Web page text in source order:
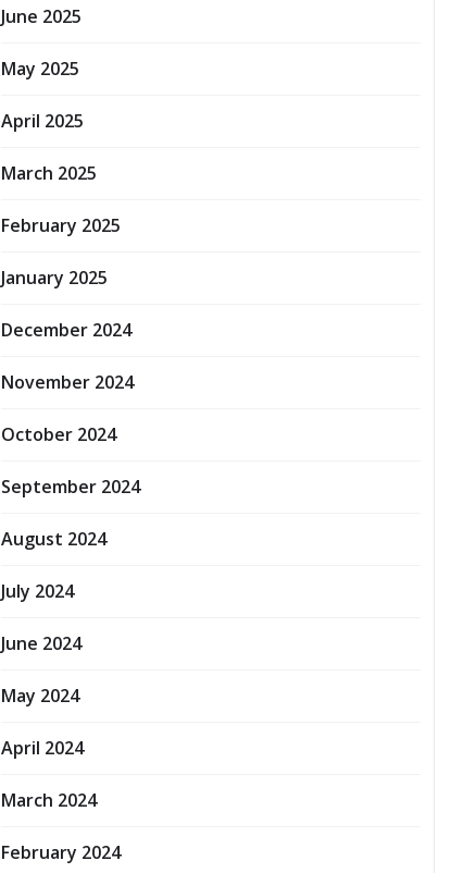
June 2025
May 2025
April 2025
March 2025
February 2025
January 2025
December 2024
November 2024
October 2024
September 2024
August 2024
July 2024
June 2024
May 2024
April 2024
March 2024
February 2024